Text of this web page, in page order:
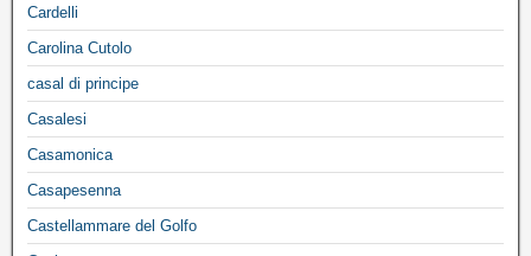
Cardelli
Carolina Cutolo
casal di principe
Casalesi
Casamonica
Casapesenna
Castellammare del Golfo